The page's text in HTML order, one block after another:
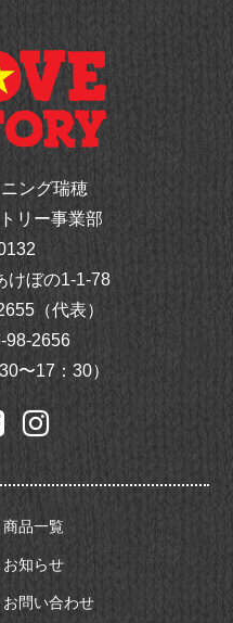
ング瑞穂
リー事業部
けぼの1-1-78
（代表）
98-2656
〜17：30）
商品一覧
お知らせ
お問い合わせ